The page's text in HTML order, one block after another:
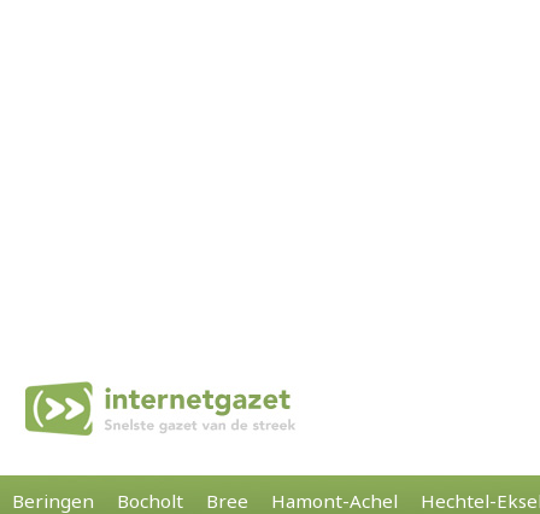
Beringen Bocholt Bree Hamont-Achel Hechtel-